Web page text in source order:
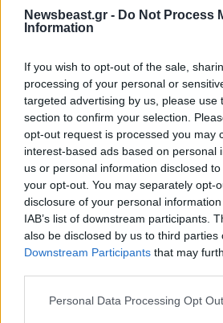
Newsbeast.gr - Do Not Process
Information
If you wish to opt-out of the sale,
processing of your personal or
targeted advertising by us, please use
section to confirm your selection.
opt-out request is processed you may
interest-based ads based on personal
us or personal information disclosed
your opt-out. You may separately opt-
disclosure of your personal
IAB’s list of downstream participants.
also be disclosed by us to third parties
Downstream Participants that may
Please note that this website/app uses
Personal Data Processing Opt